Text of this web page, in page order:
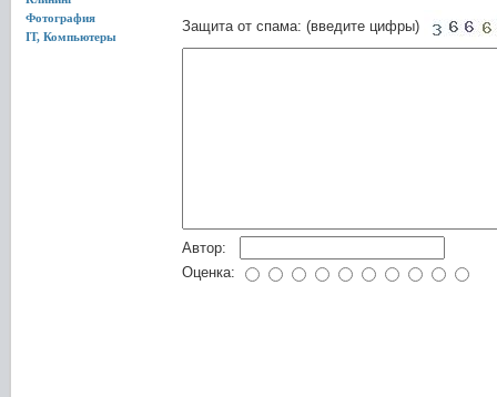
Фотография
IT, Компьютеры
Защита от спама: (введите цифры)
Автор:
Оценка: